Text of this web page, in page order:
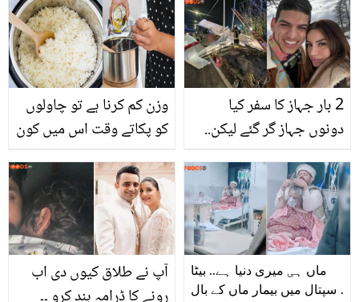
سوشل میڈیا پر مذاق بن
گیا! صارفین کے تنقیدی وار
خوبصورت ہوگا؟
وزن کم کرنا ہے تو چاولوں
کو پکاتے وقت اس میں کون
سے وزن نہیں بڑھتا؟
2 بار جہاز کا سفر کیا
دونوں جہاز گر گئے لیکن..
جان کیسے بچ گئی؟ حیران
کردینے والا واقعہ
آپ نے طلاق کیوں دی اب
ماں ہی میری دنیا ہے.. بیٹا
اسپتال میں بیمار ماں کے بال